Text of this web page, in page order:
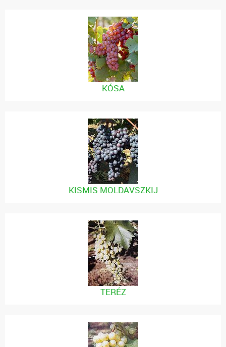
KÓSA
KISMIS MOLDAVSZKIJ
TERÉZ